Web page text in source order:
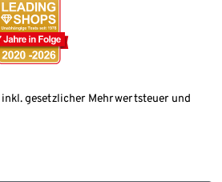
gesetzlicher Mehrwertsteuer und